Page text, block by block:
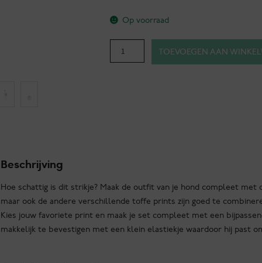
Op voorraad
TOEVOEGEN AAN
Beschrijving
Hoe schattig is dit strikje? Maak de outfit van je hond compleet
maar ook de andere verschillende toffe prints zijn goed te
Kies jouw favoriete print en maak je set compleet met een
makkelijk te bevestigen met een klein elastiekje waardoor hij past